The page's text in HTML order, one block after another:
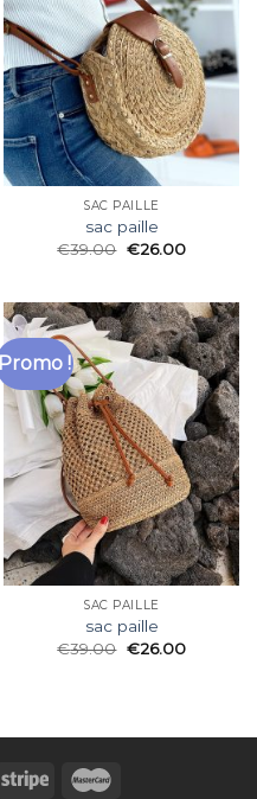
SAC PAILLE
sac paille
€39.00 €26.00
Promo !
SAC PAILLE
sac paille
€39.00 €26.00